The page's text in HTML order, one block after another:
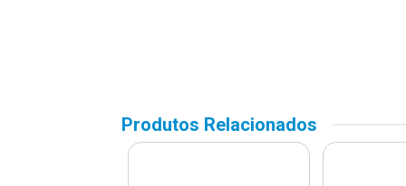
Produtos Relacionados